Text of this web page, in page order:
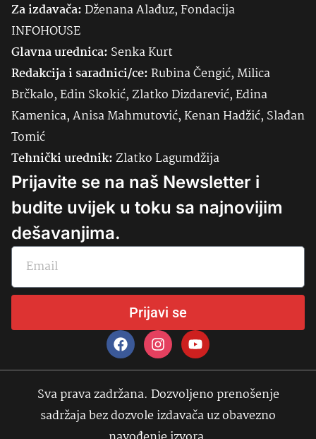
Za izdavača:Dženana Alađuz, Fondacija
INFOHOUSE
Glavna urednica: SenkaKurt
Redakcija i saradnici/ce:Rubina Čengić, Milica
Brčkalo, Edin Skokić, Zlatko Dizdarević, Edina
Kamenica, Anisa Mahmutović, Kenan Hadžić, Slađan
Tomić
Tehnički urednik:Zlatko Lagumdžija
Prijavite se na naš Newsletter i
budite uvijek u toku sa najnovijim
dešavanjima.
Prijavi se
Sva prava zadržana. Dozvoljeno prenošenje
sadržaja bez dozvole izdavača uz obavezno